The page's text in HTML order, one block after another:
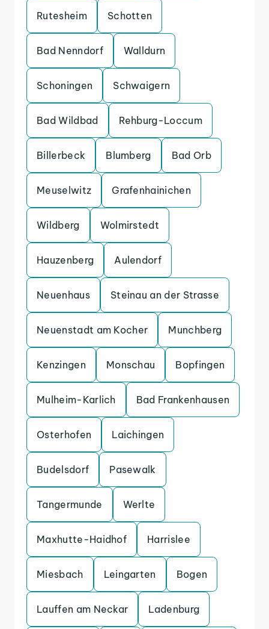
Rutesheim Schotten
Bad Nenndorf Walldurn
Schoningen Schwaigern
Bad Wildbad Rehburg-Loccum
Billerbeck Blumberg Bad Orb
Meuselwitz Grafenhainichen
Wildberg Wolmirstedt
Hauzenberg Aulendorf
Neuenhaus Steinau an der Strasse
Neuenstadt am Kocher Munchberg
Kenzingen Monschau Bopfingen
Mulheim-Karlich Bad Frankenhausen
Osterhofen Laichingen
Budelsdorf Pasewalk
Tangermunde Werlte
Maxhutte-Haidhof Harrislee
Miesbach Leingarten Bogen
Lauffen am Neckar Ladenburg